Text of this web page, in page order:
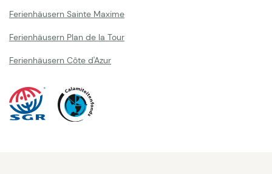
Ferienhäusern Sainte Maxime
Ferienhäusern Plan de la Tour
Ferienhäusern Côte d'Azur